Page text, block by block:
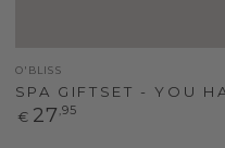
Verkoper
O'BLISS
SPA GIFTSET - YOU
Normale
€ 27 ,95